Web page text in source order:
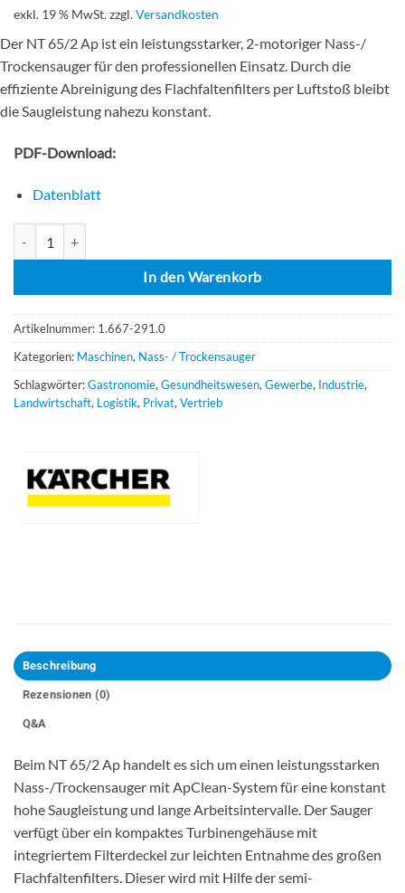
exkl. 19 % MwSt.zzgl.Versandkosten
Der NT 65/2 Ap ist ein leistungsstarker, 2-motoriger Nass-/
Trockensauger für den professionellen Einsatz. Durch die
effiziente Abreinigung des Flachfaltenfilters per Luftstoß bleibt
die Saugleistung nahezu konstant.
PDF-Download:
Datenblatt
In den Warenkorb
Artikelnummer: 1.667-291.0
Kategorien: Maschinen, Nass- / Trockensauger
Schlagwörter:Gastronomie,Gesundheitswesen,Gewerbe, Industrie,
Landwirtschaft, Logistik, Privat,Vertrieb
Beschreibung
Rezensionen (0)
Q&A
Beim NT 65/2 Ap handelt es sich um einen leistungsstarken
Nass-/Trockensauger mit ApClean-System für eine konstant
hohe Saugleistung und lange Arbeitsintervalle. Der Sauger
verfügt über ein kompaktes Turbinengehäuse mit
integriertem Filterdeckel zur leichten Entnahme des großen
Flachfaltenfilters. Dieser wird mit Hilfe der semi-